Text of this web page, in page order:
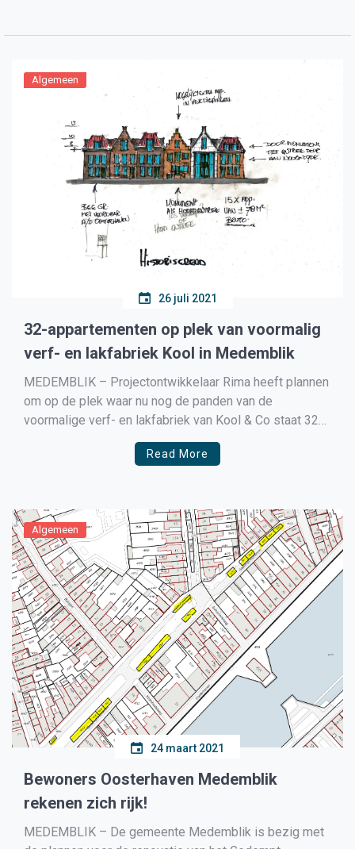
Algemeen
26 juli 2021
32-appartementen op plek van voormalig
verf- en lakfabriek Kool in Medemblik
MEDEMBLIK – Projectontwikkelaar Rima heeft plannen
om op de plek waar nu nog de panden van de
voormalige verf- en lakfabriek van Kool & Co staat 32
appartementen te gaan ontwikkelen. Rima heeft
daarvoor ME-2 Architecten uit Medemblik opdracht
Read More
Algemeen
24 maart 2021
Bewoners Oosterhaven Medemblik
rekenen zich rijk!
MEDEMBLIK – De gemeente Medemblik is bezig met